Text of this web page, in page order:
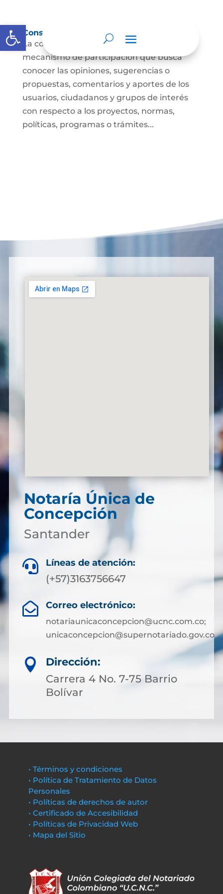
Abrir barra de herramientas
Consulta ciudadana
La consulta a la ciudadanía es un
mecanismo de participación que busca
conocer las opiniones, sugerencias o
propuestas, comentarios y aportes de los
usuarios, ciudadanos y grupos de interés
con respecto a los proyectos, normas,
políticas, programas o trámites...
Notaría Única de
Concepción
Santander
 Líneas de atención:
(+57)3163756647
 Correo electrónico:
notariaunicaconcepcion@ucnc.com.co;
unicaconcepcion@supernotariado.gov.co

Dirección:
Carrera 4 No. 7-75 Barrio
Bolívar
• Términos y condiciones
• Política de Tratamiento de Datos
Personales
• Políticas de derechos de autor
• Certificado de Accesibilidad
• Políticas de Privacidad Web
• Mapa del Sitio